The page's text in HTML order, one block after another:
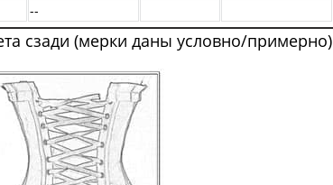
--
сзади (мерки даны условно/примерно)